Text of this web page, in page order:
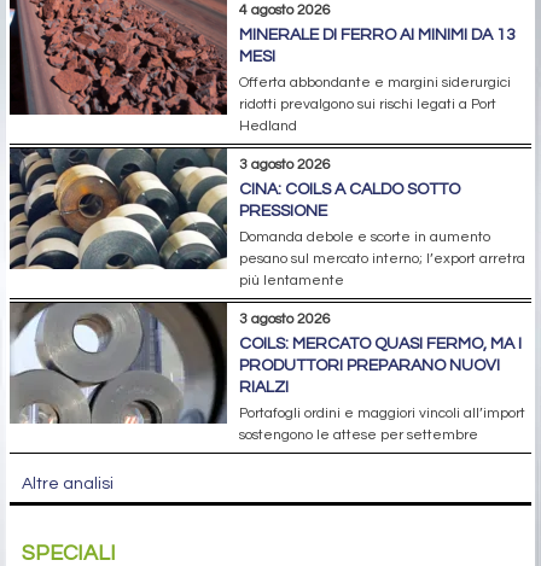
4 agosto 2026
MINERALE DI FERRO AI MINIMI DA 13
MESI
Offerta abbondante e margini siderurgici
ridotti prevalgono sui rischi legati a Port
Hedland
3 agosto 2026
CINA: COILS A CALDO SOTTO
PRESSIONE
Domanda debole e scorte in aumento
pesano sul mercato interno; l’export arretra
più lentamente
3 agosto 2026
COILS: MERCATO QUASI FERMO, MA I
PRODUTTORI PREPARANO NUOVI
RIALZI
Portafogli ordini e maggiori vincoli all’import
sostengono le attese per settembre
Altre analisi
SPECIALI